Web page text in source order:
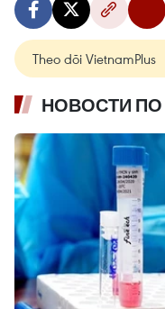
Theo dõi VietnamPlus
НОВОСТИ ПО